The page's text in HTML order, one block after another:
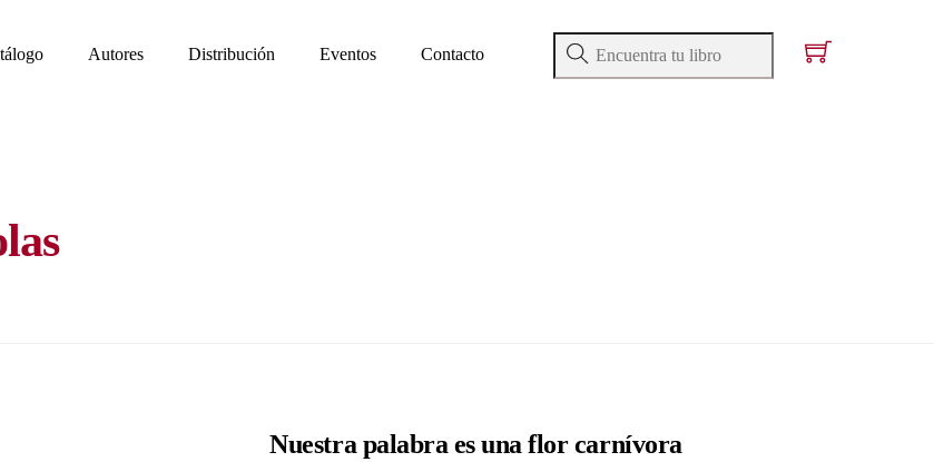
Autores Distribución Eventos Contacto
Nuestra palabra es una flor carnívora